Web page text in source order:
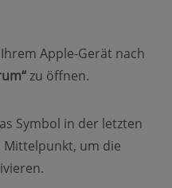
Apple-Gerät nach
zu öffnen.
Symbol in der letzten
Mittelpunkt, um die